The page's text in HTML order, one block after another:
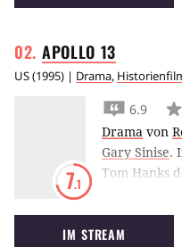
oder ob er
APOLLO 13
US(1995) | Drama,
7.1
6.9
Drama von
Gary Sinise.
Tom Hanks
versuchen,
bringen.
IM STREAM